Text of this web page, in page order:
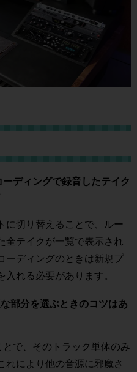
ディングで録音したテイク
に切り替えることで、ルー
全テイクが一覧で表示され
ーディングのときは新規プ
れる必要があります。
部分を選ぶときのコツはあ
で、そのトラック単体のみ
れにより他の音源に邪魔さ